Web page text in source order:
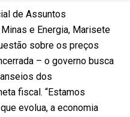
de Assuntos
e Energia, Marisete
sobre os preços
– o governo busca
dos
fiscal. “Estamos
evolua, a economia